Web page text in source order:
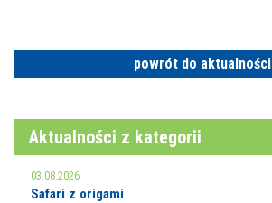
powrót do aktualności
Aktualności z kategorii
03.08.2026
Safari z origami